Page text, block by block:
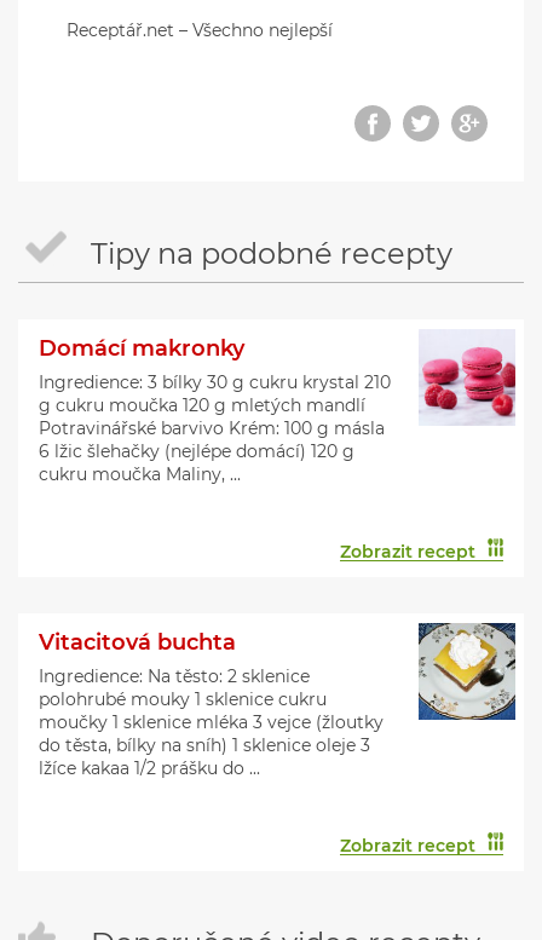
Receptář.net – Všechno nejlepší
Tipy na podobné recepty
Domácí makronky
Ingredience: 3 bílky 30 g cukru krystal 210
g cukru moučka 120 g mletých mandlí
Potravinářské barvivo Krém: 100 g másla
6 lžic šlehačky (nejlépe domácí) 120 g
cukru moučka Maliny, ...
Zobrazit recept
Vitacitová buchta
Ingredience: Na těsto: 2 sklenice
polohrubé mouky 1 sklenice cukru
moučky 1 sklenice mléka 3 vejce (žloutky
do těsta, bílky na sníh) 1 sklenice oleje 3
lžíce kakaa 1/2 prášku do ...
Zobrazit recept